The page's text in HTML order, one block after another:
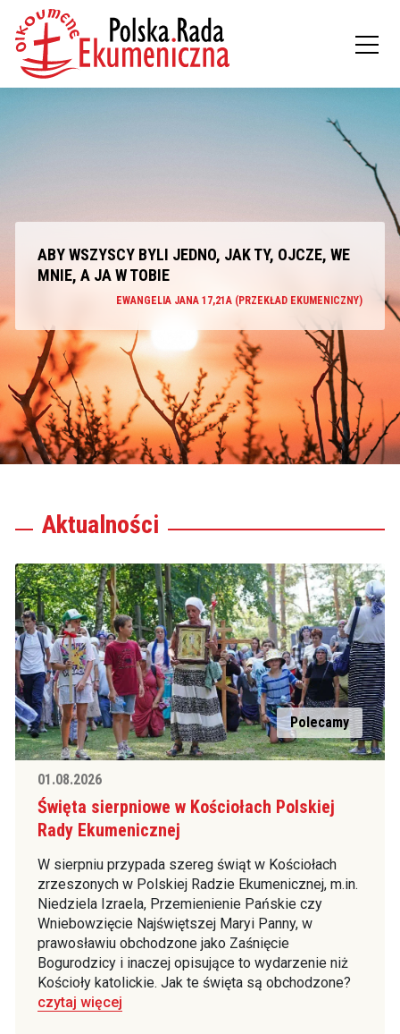
ABY WSZYSCY BYLI JEDNO, JAK TY, OJCZE, WE
MNIE, A JA W TOBIE
EWANGELIA JANA 17,21A (PRZEKŁAD EKUMENICZNY)
Aktualności
Polecamy
01.08.2026
Święta sierpniowe w Kościołach Polskiej
Rady Ekumenicznej
W sierpniu przypada szereg świąt w Kościołach
zrzeszonych w Polskiej Radzie Ekumenicznej, m.in.
Niedziela Izraela, Przemienienie Pańskie czy
Wniebowzięcie Najświętszej Maryi Panny, w
prawosławiu obchodzone jako Zaśnięcie
Bogurodzicy i inaczej opisujące to wydarzenie niż
Kościoły katolickie. Jak te święta są obchodzone?
czytaj więcej